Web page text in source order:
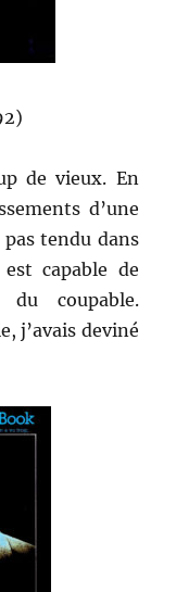
de vieux. En
d’une
tendu dans
capable de
coupable.
j’avais deviné